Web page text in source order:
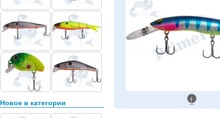
Новое в категории 1